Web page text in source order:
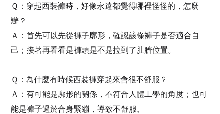
Ｑ：穿起西裝褲時，好像永遠都覺得哪裡怪怪的，怎麼
辦？
Ａ：首先可以先從褲子廓形，確認該條褲子是否適合自
己；接著再看看是褲頭是不是拉到了肚臍位置。
Ｑ：為什麼有時候西裝褲穿起來會很不舒服？
Ａ：有可能是廓形的關係，不符合人體工學的角度；也可
能是褲子過於合身緊繃，導致不舒服。